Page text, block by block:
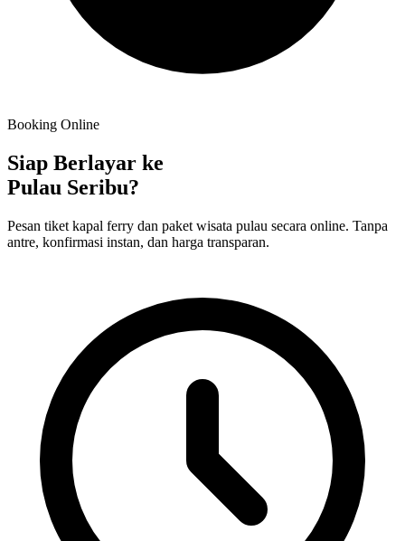
Booking Online
Siap Berlayar ke
Pulau Seribu?
Pesan tiket kapal ferry dan paket wisata pulau secara online. Tanpa
antre, konfirmasi instan, dan harga transparan.